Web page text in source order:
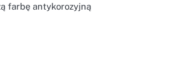
farbę antykorozyjną